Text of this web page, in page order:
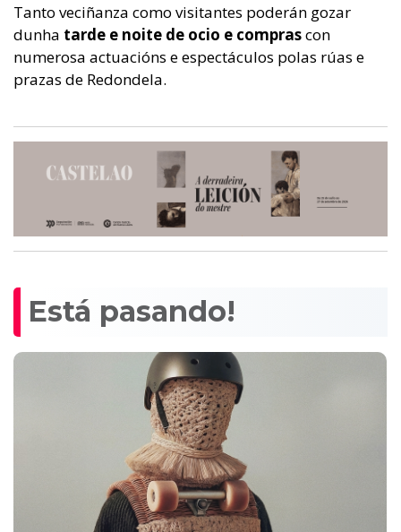
Tanto veciñanza como visitantes poderán gozar
dunha tarde e noite de ocio e comprascon
numerosa actuacións e espectáculos polas rúas e
prazas de Redondela.
Está pasando!